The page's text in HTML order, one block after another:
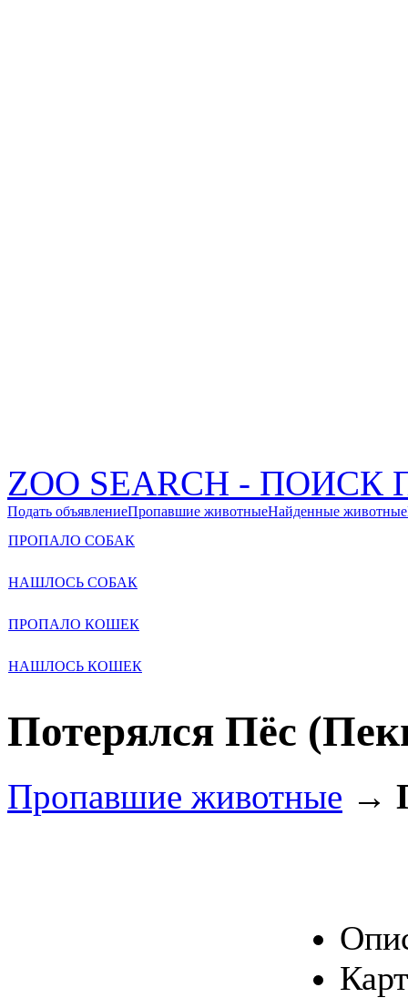
ZOO SEARCH -
Подать объявлениеПропавшие животныеНайденные животные
ПРОПАЛО СОБАК
НАШЛОСЬ СОБАК
ПРОПАЛО КОШЕК
НАШЛОСЬ КОШЕК
Потерялся Пёс
Пропавшие животные →